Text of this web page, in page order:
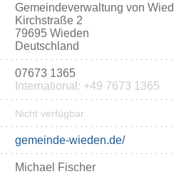
Gemeindeverwaltung von
Kirchstraße 2
79695 Wieden
Deutschland
07673 1365
International: +49 7673 1365
Nicht verfügbar
gemeinde-wieden.de/
Michael Fischer